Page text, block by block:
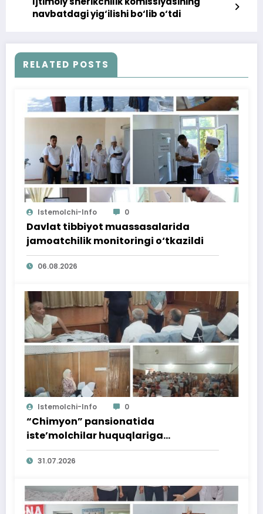
navbatdagi yig‘ilishi bo‘lib o‘tdi
RELATED POSTS
Istemolchi-Info 0
Davlat tibbiyot muassasalarida
jamoatchilik monitoringi o‘tkazildi
06.08.2026
Istemolchi-Info 0
“Chimyon” pansionatida
iste’molchilar huquqlariga
bag‘ishlangan targ‘ibot tadbiri
o‘tkazildi
31.07.2026